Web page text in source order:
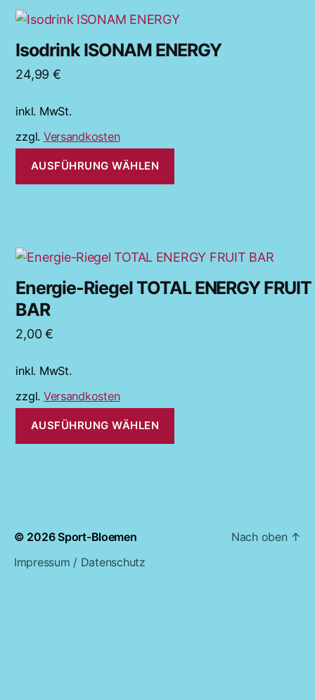
gewählt
werden
Isodrink ISONAM ENERGY
24,99 €
inkl. MwSt.
zzgl. Versandkosten
AUSFÜHRUNG WÄHLEN
Dieses
weist
mehrere
auf.
Die
Optionen
können
auf
gewählt
werden
Energie-Riegel TOTAL ENERGY FRUIT
BAR
2,00€
inkl. MwSt.
zzgl. Versandkosten
AUSFÜHRUNG WÄHLEN
Dieses
weist
mehrere
Varianten
Die
Optionen
können
auf
der
© 2026 Sport-Bloemen
Impressum / Datenschutz
Nach oben ↑